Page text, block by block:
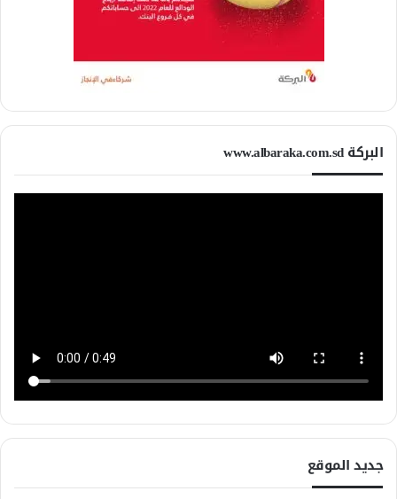
البركة www.albaraka.com.sd
جديد الموقع